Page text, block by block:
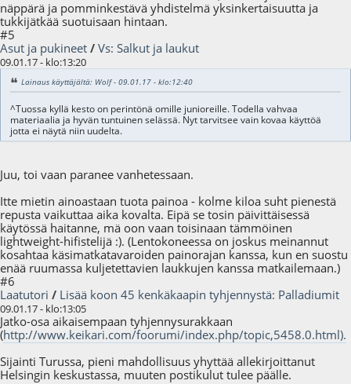
näppärä ja pomminkestävä yhdistelmä yksinkertaisuutta ja
tukkijätkää suotuisaan hintaan.
#5
Asut ja pukineet / Vs: Salkut ja laukut
09.01.17 - klo:13:20
Lainaus käyttäjältä: Wolf - 09.01.17 - klo:12:40
^Tuossa kyllä kesto on perintönä omille junioreille. Todella vahvaa
materiaalia ja hyvän tuntuinen selässä. Nyt tarvitsee vain kovaa käyttöä
jotta ei näytä niin uudelta.
Juu, toi vaan paranee vanhetessaan.
Itte mietin ainoastaan tuota painoa - kolme kiloa suht pienestä
repusta vaikuttaa aika kovalta. Eipä se tosin päivittäisessä
käytössä haitanne, mä oon vaan toisinaan tämmöinen
lightweight-hifistelijä :). (Lentokoneessa on joskus meinannut
kosahtaa käsimatkatavaroiden painorajan kanssa, kun en suostu
enää ruumassa kuljetettavien laukkujen kanssa matkailemaan.)
#6
Laatutori / Lisää koon 45 kenkäkaapin tyhjennystä: Palladiumit
09.01.17 - klo:13:05
Jatko-osa aikaisempaan tyhjennysurakkaan
(http://www.keikari.com/foorumi/index.php/topic,5458.0.html).
Sijainti Turussa, pieni mahdollisuus yhyttää allekirjoittanut
Helsingin keskustassa, muuten postikulut tulee päälle.